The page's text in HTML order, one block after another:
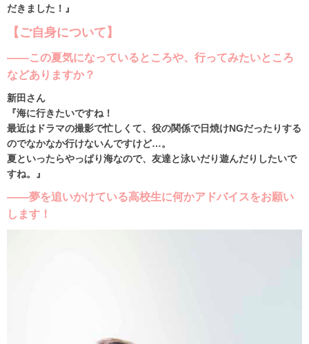
だきました！』
【ご自身について】
――この夏気になっているところや、行ってみたいところ
などありますか？
新田さん
『海に行きたいですね！
最近はドラマの撮影で忙しくて、役の関係で日焼けNGだったりする
のでなかなか行けないんですけど…。
夏といったらやっぱり海なので、友達と泳いだり遊んだりしたいで
すね。』
――夢を追いかけている高校生に何かアドバイスをお願い
します！